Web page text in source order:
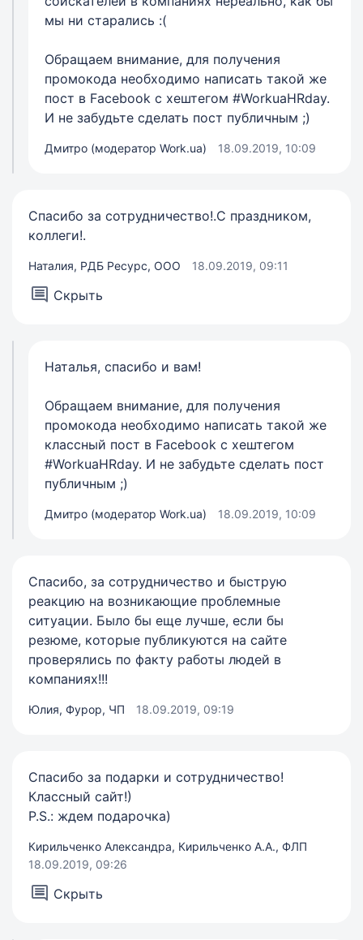
мы ни старались :(
Обращаем внимание, для получения
промокода необходимо написать такой же
пост в Facebook с хештегом #WorkuaHRday.
И не забудьте сделать пост публичным ;)
Дмитро (модератор Work.ua) 18.09.2019, 10:09
Спасибо за сотрудничество!.С праздником,
коллеги!.
Наталия, РДБ Ресурс, ООО 18.09.2019, 09:11
Скрыть
Наталья, спасибо и вам!
Обращаем внимание, для получения
промокода необходимо написать такой же
классный пост в Facebook с хештегом
#WorkuaHRday. И не забудьте сделать пост
публичным ;)
Дмитро (модератор Work.ua) 18.09.2019, 10:09
Спасибо, за сотрудничество и быструю
реакцию на возникающие проблемные
ситуации. Было бы еще лучше, если бы
резюме, которые публикуются на сайте
проверялись по факту работы людей в
компаниях!!!
Юлия, Фурор, ЧП 18.09.2019, 09:19
Спасибо за подарки и сотрудничество!
Классный сайт!)
P.S.: ждем подарочка)
Кирильченко Александра, Кирильченко А.А., ФЛП
18.09.2019, 09:26
Скрыть